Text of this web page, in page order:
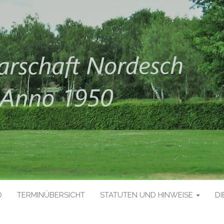
TERMINÜBERSICHT STATUTEN UND HINWEISE